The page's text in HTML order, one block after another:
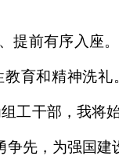
提前有序入座
育和精神洗
工干部，我将
先，为强国